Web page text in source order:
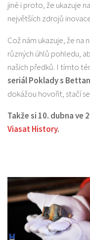
jiné i proto, že ukazuje
největších zdrojů
Což nám ukazuje, že na
různých úhlů pohledu,
našich předků. I tímto
seriál Poklady s
dokážou hovořit, stačí
Takže si 10. dubna ve
Viasat History.